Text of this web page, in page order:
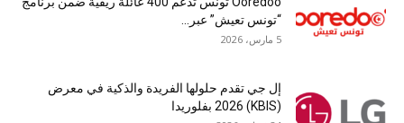
“تونس تعيش” عبر...
5 مارس، 2026
إل جي تقدم حلولها الفريدة والذكية في معرض
(KBIS) 2026 بفلوريدا